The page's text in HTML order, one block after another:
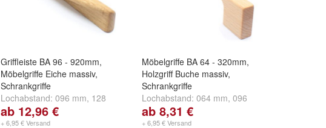
Griffleiste BA 96 - 920mm,
Möbelgriffe Eiche massiv,
Schrankgriffe
Lochabstand: 096 mm, 128
mm ,160 mm und
ab 12,96 €
+ 6,95 € Versand
Möbelgriffe BA 64 - 320mm,
Holzgriff Buche massiv,
Schrankgriffe
Lochabstand: 064 mm, 096
mm ,128 mmund
ab 8,31 €
+ 6,95 € Versand